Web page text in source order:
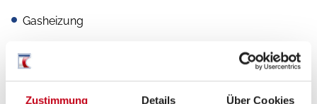
Zustimmung Details Über Cookies
Gasheizung
Küche